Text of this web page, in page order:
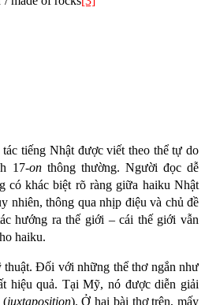
tiếng Nhật được viết theo thể tự do
17-onthông thường. Người đọc dễ
có khác biệt rõ ràng giữa haiku Nhật
nhiên, thông qua nhịp điệu và chủ đề
hướng ra thế giới – cái thế giới vẫn
haiku.
thuật. Đối với những thể thơ ngắn như
hiệu quả. Tại Mỹ, nó được diễn giải
(juxtaposition). Ở hai bài thơ trên, mấy